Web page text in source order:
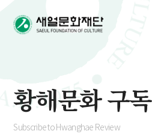
황해문화 구독
Subscribe to Hwanghae Review